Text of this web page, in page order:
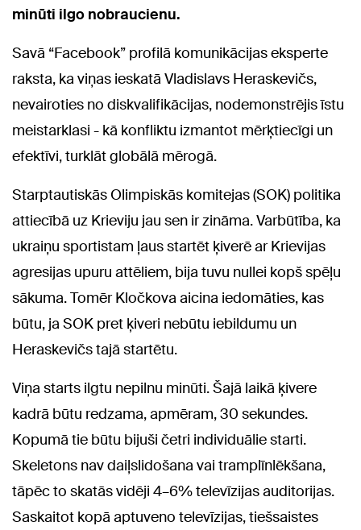
minūti ilgo nobraucienu.
Savā “Facebook” profilā komunikācijas eksperte
raksta, ka viņas ieskatā Vladislavs Heraskevičs,
nevairoties no diskvalifikācijas, nodemonstrējis īstu
meistarklasi - kā konfliktu izmantot mērķtiecīgi un
efektīvi, turklāt globālā mērogā.
Starptautiskās Olimpiskās komitejas (SOK) politika
attiecībā uz Krieviju jau sen ir zināma. Varbūtība, ka
ukraiņu sportistam ļaus startēt ķiverē ar Krievijas
agresijas upuru attēliem, bija tuvu nullei kopš spēļu
sākuma. Tomēr Kločkova aicina iedomāties, kas
būtu, ja SOK pret ķiveri nebūtu iebildumu un
Heraskevičs tajā startētu.
Viņa starts ilgtu nepilnu minūti. Šajā laikā ķivere
kadrā būtu redzama, apmēram, 30 sekundes.
Kopumā tie būtu bijuši četri individuālie starti.
Skeletons nav daiļslidošana vai tramplīnlēkšana,
tāpēc to skatās vidēji 4–6% televīzijas auditorijas.
Saskaitot kopā aptuveno televīzijas, tiešsaistes